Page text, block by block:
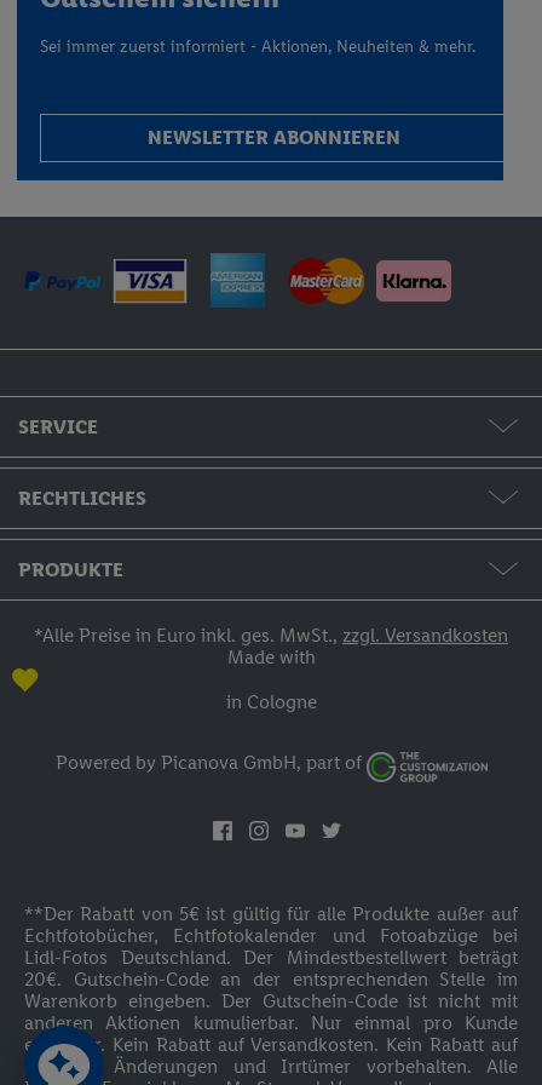
Sei immer zuerst informiert - Aktionen, Neuheiten & mehr.
NEWSLETTER ABONNIEREN
SERVICE
Formate & Preise
Hilfe & Kontakt
Bestellstatus
Zahlung
Cookie-Bestimmungen
Barrierefreiheit
RECHTLICHES
AGB / Widerruf / Impressum
PRODUKTE
Fotos & Grußkarten
Fotobücher
Fotokalender
Fotoblock
Textilien
Kinder & Tierwelt
*Alle Preise in Euro inkl. ges. MwSt., zzgl. Versandkosten
Made with
in Cologne
Powered by Picanova GmbH, part of
**Der Rabatt von 5€ ist gültig für alle Produkte außer auf
Echtfotobücher, Echtfotokalender und Fotoabzüge bei
Lidl-Fotos Deutschland. Der Mindestbestellwert beträgt
20€. Gutschein-Code an der entsprechenden Stelle im
Warenkorb eingeben. Der Gutschein-Code ist nicht mit
anderen Aktionen kumulierbar. Nur einmal pro Kunde
einlösbar. Kein Rabatt auf Versandkosten. Kein Rabatt auf
Zubehör. Änderungen und Irrtümer vorbehalten. Alle